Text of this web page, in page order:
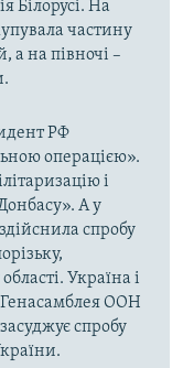
Білорусі. На
частину
а на півночі –
РФ
операцією».
і
А у
спробу
Україна і
Генасамблея ООН
спробу